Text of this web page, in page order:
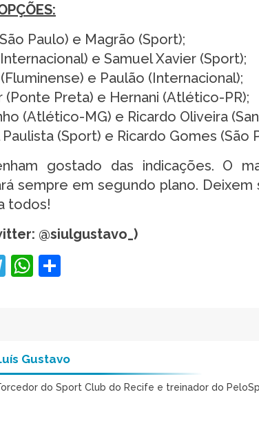
Paulo) e Magrão (Sport);
e Samuel Xavier (Sport);
e Paulão (Internacional);
(Ponte Preta) e Hernani (Atlético-PR);
(Atlético-MG) e Ricardo Oliveira
Paulista (Sport) e Ricardo Gomes (São
gostado das indicações. O
sempre em segundo plano.
todos!
@siulgustavo_)
Telegram
WhatsApp
Gustavo
do Sport Club do Recife e treinador do